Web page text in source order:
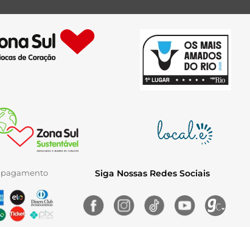
pagamento Siga Nossas Redes Sociais